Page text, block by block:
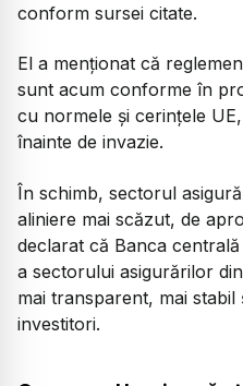
conform sursei citate.
El a menționat că
sunt acum conforme în
cu normele și cerințele
înainte de invazie.
În schimb, sectorul
aliniere mai scăzut, de
declarat că Banca
a sectorului asigurărilor
mai transparent, mai
investitori.